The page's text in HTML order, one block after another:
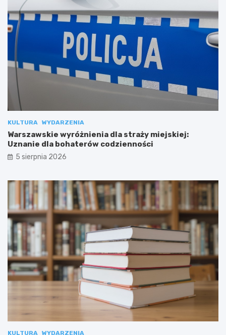
KULTURA WYDARZENIA
Warszawskie wyróżnienia dla straży miejskiej:
Uznanie dla bohaterów codzienności
5 sierpnia 2026
KULTURA WYDARZENIA